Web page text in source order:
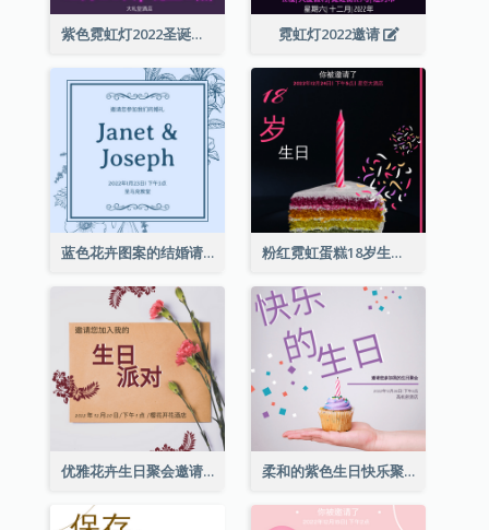
紫色霓虹灯2022圣诞晚会邀请函 霓虹灯2022邀请
蓝色花卉图案的结婚请柬 粉红霓虹蛋糕18岁生日请柬
优雅花卉生日聚会邀请函 柔和的紫色生日快乐聚会请柬